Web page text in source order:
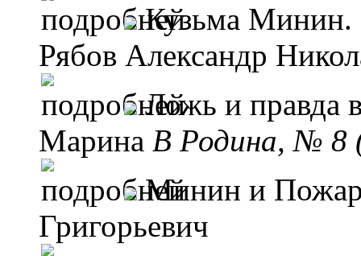
Кузьма Минин.
Рябов Александр
Ложь и правда
Марина B Родина, № 8
Минин и
Григорьевич